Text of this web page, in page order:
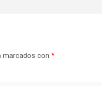
marcados con *